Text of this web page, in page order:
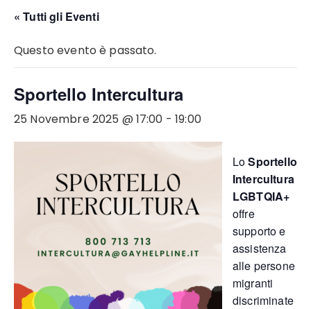
« Tutti gli Eventi
Questo evento è passato.
Sportello Intercultura
25 Novembre 2025 @ 17:00 -19:00
LoSportello
Intercultura
LGBTQIA+
offre
supporto e
assistenza
alle persone
migranti
discriminate